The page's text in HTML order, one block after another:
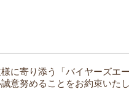
に寄り添う「バイヤーズエ
意努めることをお約束いたし